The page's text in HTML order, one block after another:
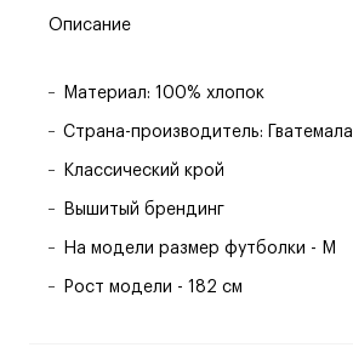
Описание
Материал: 100% хлопок
Страна-производитель: Гватемала
Классический крой
Вышитый брендинг
На модели размер футболки - M
Рост модели - 182 см